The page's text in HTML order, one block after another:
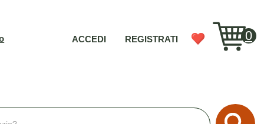
ACCEDI REGISTRATI 0